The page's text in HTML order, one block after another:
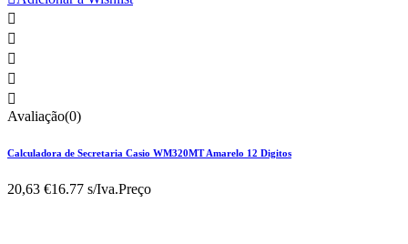





Avaliação(0)
Calculadora de Secretaria Casio WM320MT Amarelo 12 Digitos
20,63 €16.77 s/Iva.Preço